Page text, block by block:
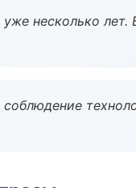
несколько лет.